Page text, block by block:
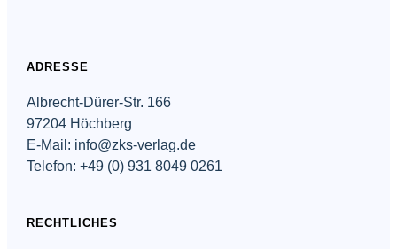
ADRESSE
Albrecht-Dürer-Str. 166
97204 Höchberg
E-Mail: info@zks-verlag.de
Telefon: +49 (0) 931 8049 0261
RECHTLICHES